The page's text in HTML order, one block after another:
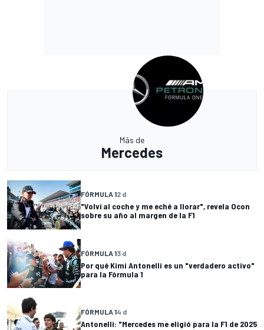
Más de
Mercedes
FÓRMULA 12 d
"Volví al coche y me eché a llorar", revela Ocon
sobre su año al margen de la F1
FÓRMULA 13 d
Por qué Kimi Antonelli es un "verdadero activo"
para la Fórmula 1
FÓRMULA 14 d
Antonelli: "Mercedes me eligió para la F1 de 2025